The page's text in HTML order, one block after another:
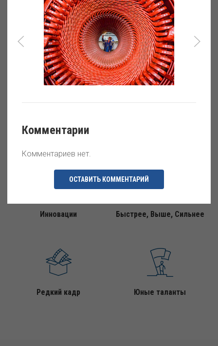
Историческая
фотография
Око природы
Мастер своего дела
Инновации Быстрее, Выше, Сильнее
Редкий кадр Юные таланты
Комментарии
Комментариев нет.
ОСТАВИТЬ КОММЕНТАРИЙ